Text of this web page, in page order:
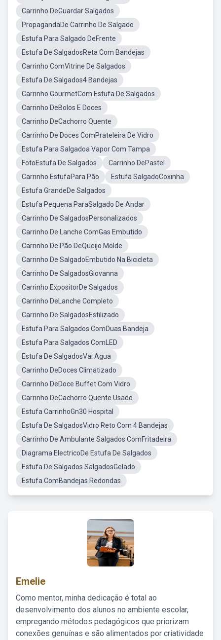
Carrinho DeGuardar Salgados
PropagandaDe Carrinho De Salgado
Estufa Para Salgado DeFrente
Estufa De SalgadosReta Com Bandejas
Carrinho ComVitrine De Salgados
Estufa De Salgados4 Bandejas
Carrinho GourmetCom Estufa De Salgados
Carrinho DeBolos E Doces
Carrinho DeCachorro Quente
Carrinho De Doces ComPrateleira De Vidro
Estufa Para Salgadoa Vapor Com Tampa
FotoEstufa De Salgados
Carrinho DePastel
Carrinho EstufaPara Pão
Estufa SalgadoCoxinha
Estufa GrandeDe Salgados
Estufa Pequena ParaSalgado De Andar
Carrinho De SalgadosPersonalizados
Carrinho De Lanche ComGas Embutido
Carrinho De Pão DeQueijo Molde
Carrinho De SalgadoEmbutido Na Bicicleta
Carrinho De SalgadosGiovanna
Carrinho ExpositorDe Salgados
Carrinho DeLanche Completo
Carrinho De SalgadosEstilizado
Estufa Para Salgados ComDuas Bandeja
Estufa Para Salgados ComLED
Estufa De SalgadosVai Agua
Carrinho DeDoces Climatizado
Carrinho DeDoce Buffet Com Vidro
Carrinho DeCachorro Quente Usado
Estufa CarrinhoGn30 Hospital
Estufa De SalgadosVidro Reto Com 4 Bandejas
Carrinho De Ambulante Salgados ComFritadeira
Diagrama ElectricoDe Estufa De Salgados
Estufa De Salgados SalgadosGelado
Estufa ComBandejas Redondas
Emelie
Como mentor, minha dedicação é total ao
desenvolvimento dos alunos no ambiente escolar,
empregando métodos pedagógicos que priorizam
conexões genuínas e são alimentados por criatividade